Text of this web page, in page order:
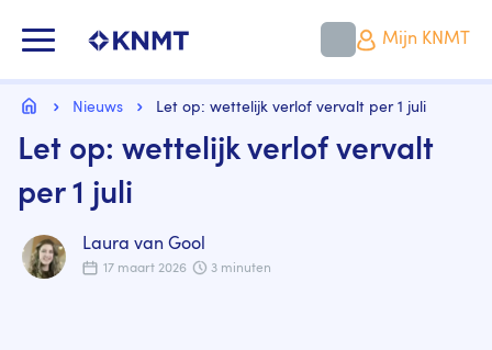
naar
gaan
Mijn KNMT
Kruimelpad
HomeNieuws Let op: wettelijk verlof vervalt per 1 juli
Let op: wettelijk verlof vervalt
per 1 juli
Laura van Gool
17 maart 2026 3 minuten